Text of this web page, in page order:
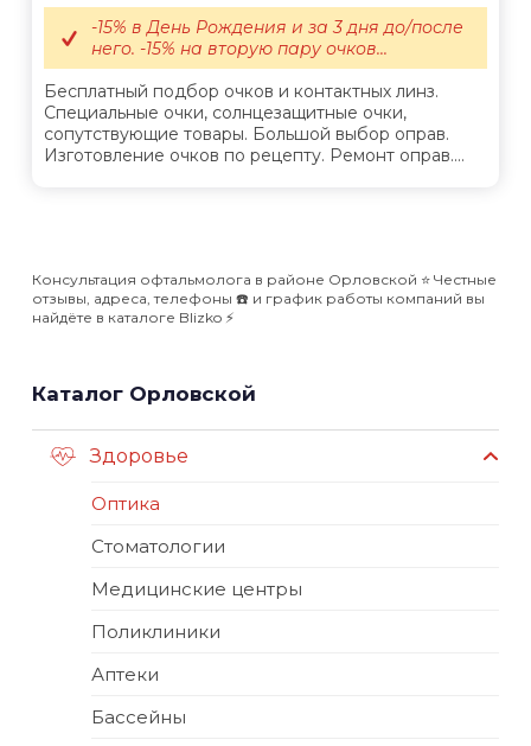
Бесплатный подбор очков и контактных линз.
Специальные очки, солнцезащитные очки,
сопутствующие товары. Большой выбор оправ.
Изготовление очков по рецепту. Ремонт оправ....
-15% в День Рождения и за 3 дня до/после
него. -15% на вторую пару очков...
Консультация офтальмолога в районе Орловской ⭐️ Честные
отзывы, адреса, телефоны ☎️ и график работы компаний вы
найдёте в каталоге Blizko ⚡️
Каталог Орловской
Здоровье
Оптика
Стоматологии
Медицинские центры
Поликлиники
Аптеки
Бассейны